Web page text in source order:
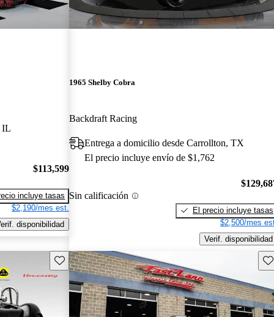
IL
$113,599
incluye tasas
$2,190/mes est.
disponibilidad
1965 Shelby Cobra
Backdraft Racing
Entrega a domicilio desde Carrollton, TX
El precio incluye envío de $1,762
Sin calificación
El precio incluye tasas
$2,500/mes
Verif. disponibilidad
Guarda este Aviso